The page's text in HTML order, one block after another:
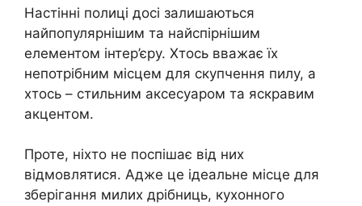
Настінні полиці досі залишаються
найпопулярнішим та найспірнішим
елементом інтер’єру. Хтось вважає їх
непотрібним місцем для скупчення пилу, а
хтось – стильним аксесуаром та яскравим
акцентом.
Проте, ніхто не поспішає від них
відмовлятися. Адже це ідеальне місце для
зберігання милих дрібниць, кухонного